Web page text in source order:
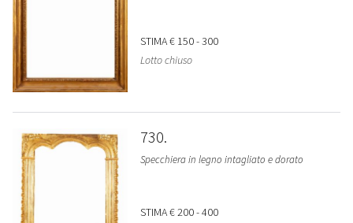
STIMA€ 150 - 300
Lotto chiuso
730
Specchiera in legno intagliato e dorato
STIMA€ 200 - 400